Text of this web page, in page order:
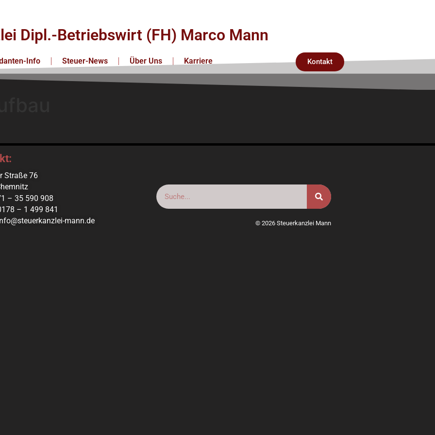
Dipl.-Betriebswirt (FH) Marco Mann
Info Steuer-News Über Uns Karriere Kontakt
Straße 76
– 35 590 908
– 1 499 841
mann.de
© 2026 Steuerkanzlei Mann